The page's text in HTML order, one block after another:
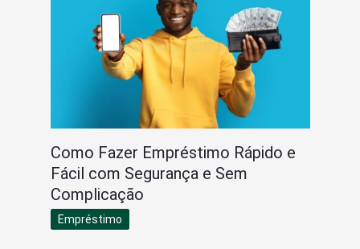
Como Fazer Empréstimo Rápido e
Fácil com Segurança e Sem
Complicação
Empréstimo